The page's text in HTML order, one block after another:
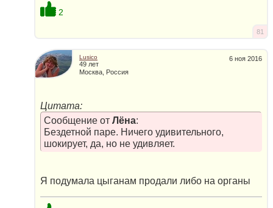
2
81
6 ноя 2016
Lusico
49 лет
Москва, Россия
Цитата:
Сообщение от Лёна:
Бездетной паре. Ничего удивительного,
шокирует, да, но не удивляет.
Я подумала цыганам продали либо на органы